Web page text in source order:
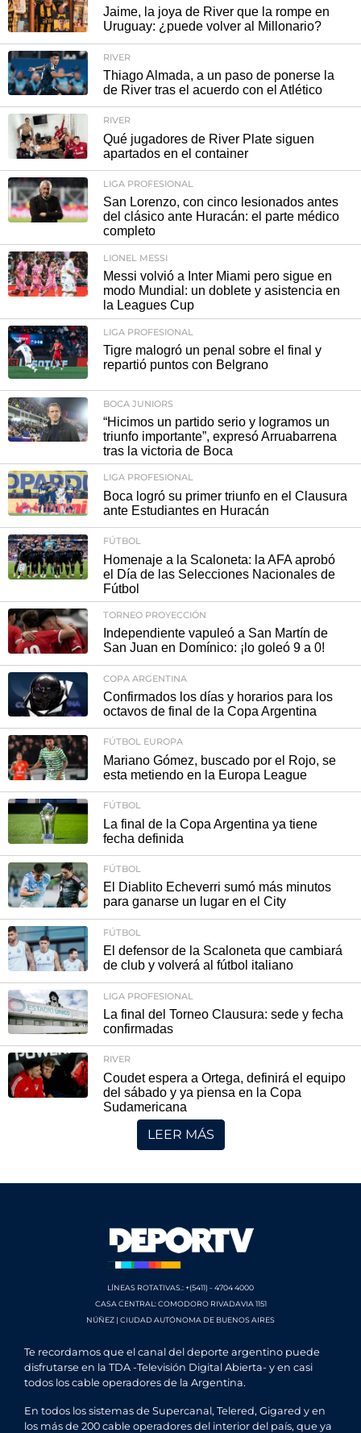
Jaime, la joya de River que la rompe en
Uruguay: ¿puede volver al Millonario?
RIVER
Thiago Almada, a un paso de ponerse la
de River tras el acuerdo con el Atlético
RIVER
Qué jugadores de River Plate siguen
apartados en el container
LIGA PROFESIONAL
San Lorenzo, con cinco lesionados antes
del clásico ante Huracán: el parte médico
completo
LIONEL MESSI
Messi volvió a Inter Miami pero sigue en
modo Mundial: un doblete y asistencia en
la Leagues Cup
LIGA PROFESIONAL
Tigre malogró un penal sobre el final y
repartió puntos con Belgrano
BOCA JUNIORS
“Hicimos un partido serio y logramos un
triunfo importante”, expresó Arruabarrena
tras la victoria de Boca
LIGA PROFESIONAL
Boca logró su primer triunfo en el Clausura
ante Estudiantes en Huracán
FÚTBOL
Homenaje a la Scaloneta: la AFA aprobó
el Día de las Selecciones Nacionales de
Fútbol
TORNEO PROYECCIÓN
Independiente vapuleó a San Martín de
San Juan en Domínico: ¡lo goleó 9 a 0!
COPA ARGENTINA
Confirmados los días y horarios para los
octavos de final de la Copa Argentina
FÚTBOL EUROPA
Mariano Gómez, buscado por el Rojo, se
esta metiendo en la Europa League
FÚTBOL
La final de la Copa Argentina ya tiene
fecha definida
FÚTBOL
El Diablito Echeverri sumó más minutos
para ganarse un lugar en el City
FÚTBOL
El defensor de la Scaloneta que cambiará
de club y volverá al fútbol italiano
LIGA PROFESIONAL
La final del Torneo Clausura: sede y fecha
confirmadas
RIVER
Coudet espera a Ortega, definirá el equipo
del sábado y ya piensa en la Copa
Sudamericana
LEER MÁS
LÍNEAS ROTATIVAS.: +(5411) - 4704 4000
CASA CENTRAL: COMODORO RIVADAVIA 1151
NÚÑEZ | CIUDAD AUTÓNOMA DE BUENOS AIRES
Te recordamos que el canal del deporte argentino puede
disfrutarse en la TDA -Televisión Digital Abierta- y en casi
todos los cable operadores de la Argentina.
En todos los sistemas de Supercanal, Telered, Gigared y en
los más de 200 cable operadores del interior del país, que ya